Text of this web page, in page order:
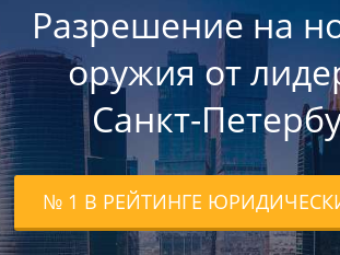
Разрешение на
оружия от
Санкт-
№ 1 В РЕЙТИНГЕ